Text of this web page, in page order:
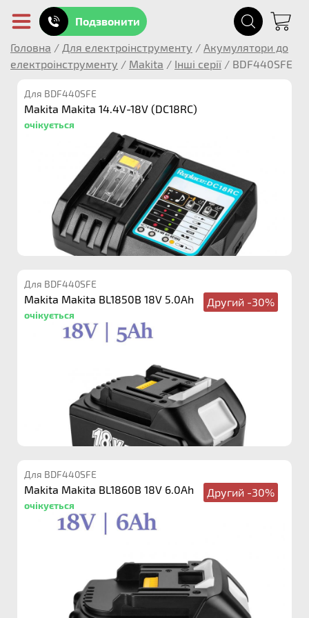
Подзвонити
Головна / Для електроінструменту / Акумулятори до
електроінструменту / Makita / Інші серії / BDF440SFE
Для BDF440SFE
Makita Makita 14.4V-18V (DC18RC)
очікується
Для BDF440SFE
Makita Makita BL1850B 18V 5.0Ah
очікується
Другий -30%
Для BDF440SFE
Makita Makita BL1860B 18V 6.0Ah
очікується
Другий -30%